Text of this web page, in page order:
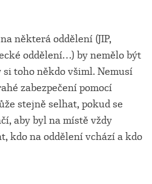
některá oddělení (JIP,
oddělení…) by nemělo být
si toho někdo všiml. Nemusí
zabezpečení pomocí
stejně selhat, pokud se
aby byl na místě vždy
kdo na oddělení vchází a kdo